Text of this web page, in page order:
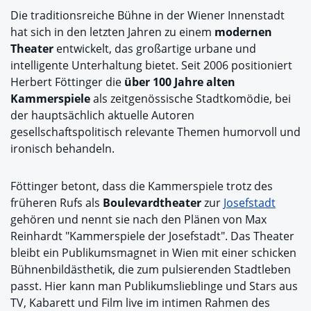
Die traditionsreiche Bühne in der Wiener Innenstadt
hat sich in den letzten Jahren zu einem modernen
Theater entwickelt, das großartige urbane und
intelligente Unterhaltung bietet. Seit 2006 positioniert
Herbert Föttinger die über 100 Jahre alten
Kammerspieleals zeitgenössische Stadtkomödie, bei
der hauptsächlich aktuelle Autoren
gesellschaftspolitisch relevante Themen humorvoll und
ironisch behandeln.
Föttinger betont, dass die Kammerspiele trotz des
früheren Rufs als Boulevardtheaterzur Josefstadt
gehören und nennt sie nach den Plänen von Max
Reinhardt "Kammerspiele der Josefstadt". Das Theater
bleibt ein Publikumsmagnet in Wien mit einer schicken
Bühnenbildästhetik, die zum pulsierenden Stadtleben
passt. Hier kann man Publikumslieblinge und Stars aus
TV, Kabarett und Film live im intimen Rahmen des